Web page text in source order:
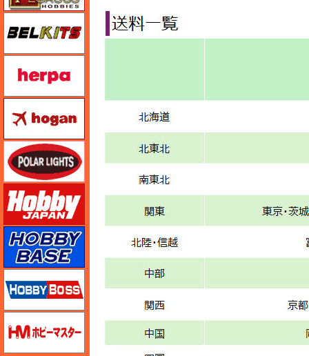
BELKITS
ホーガンウイングス